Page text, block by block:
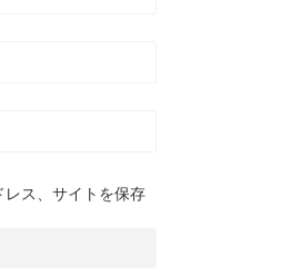
ス、サイトを保存